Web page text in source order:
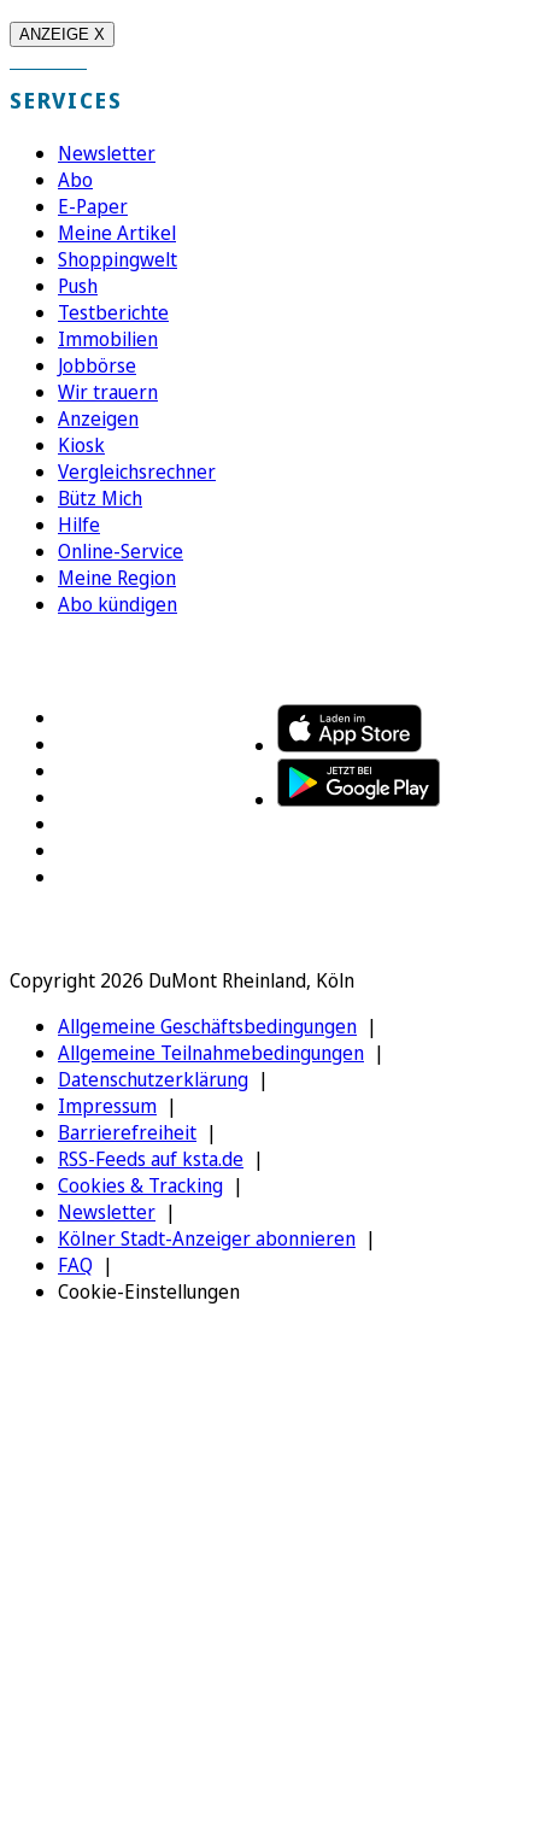
ANZEIGE X
SERVICES
Newsletter
Abo
E-Paper
Meine Artikel
Shoppingwelt
Push
Testberichte
Immobilien
Jobbörse
Wir trauern
Anzeigen
Kiosk
Vergleichsrechner
Bütz Mich
Hilfe
Online-Service
Meine Region
Abo kündigen
Copyright 2026 DuMont Rheinland, Köln
Allgemeine Geschäftsbedingungen
Allgemeine Teilnahmebedingungen
Datenschutzerklärung
Impressum
Barrierefreiheit
RSS-Feeds auf ksta.de
Cookies & Tracking
Newsletter
Kölner Stadt-Anzeiger abonnieren
FAQ
Cookie-Einstellungen